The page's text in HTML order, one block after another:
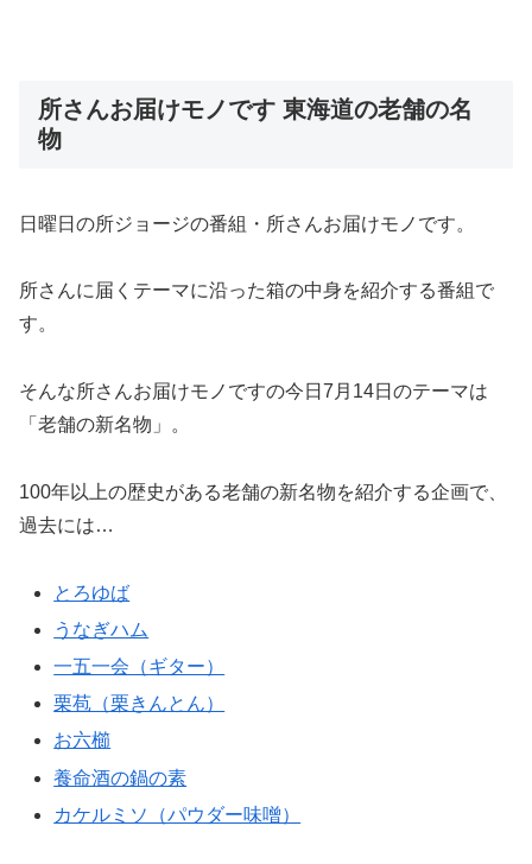
所さんお届けモノです 東海道の老舗の名
物
日曜日の所ジョージの番組・所さんお届けモノです。
所さんに届くテーマに沿った箱の中身を紹介する番組で
す。
そんな所さんお届けモノですの今日7月14日のテーマは
「老舗の新名物」。
100年以上の歴史がある老舗の新名物を紹介する企画で、
過去には…
とろゆば
うなぎハム
一五一会（ギター）
栗苞（栗きんとん）
お六櫛
養命酒の鍋の素
カケルミソ（パウダー味噌）